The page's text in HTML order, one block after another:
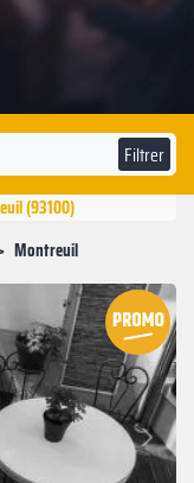
Filtrer
(93100)
Montreuil
Suivant